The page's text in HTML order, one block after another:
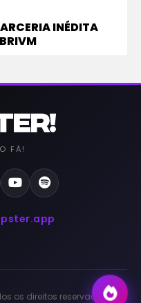
INÉDITA
FÃ!
os direitos reservados.